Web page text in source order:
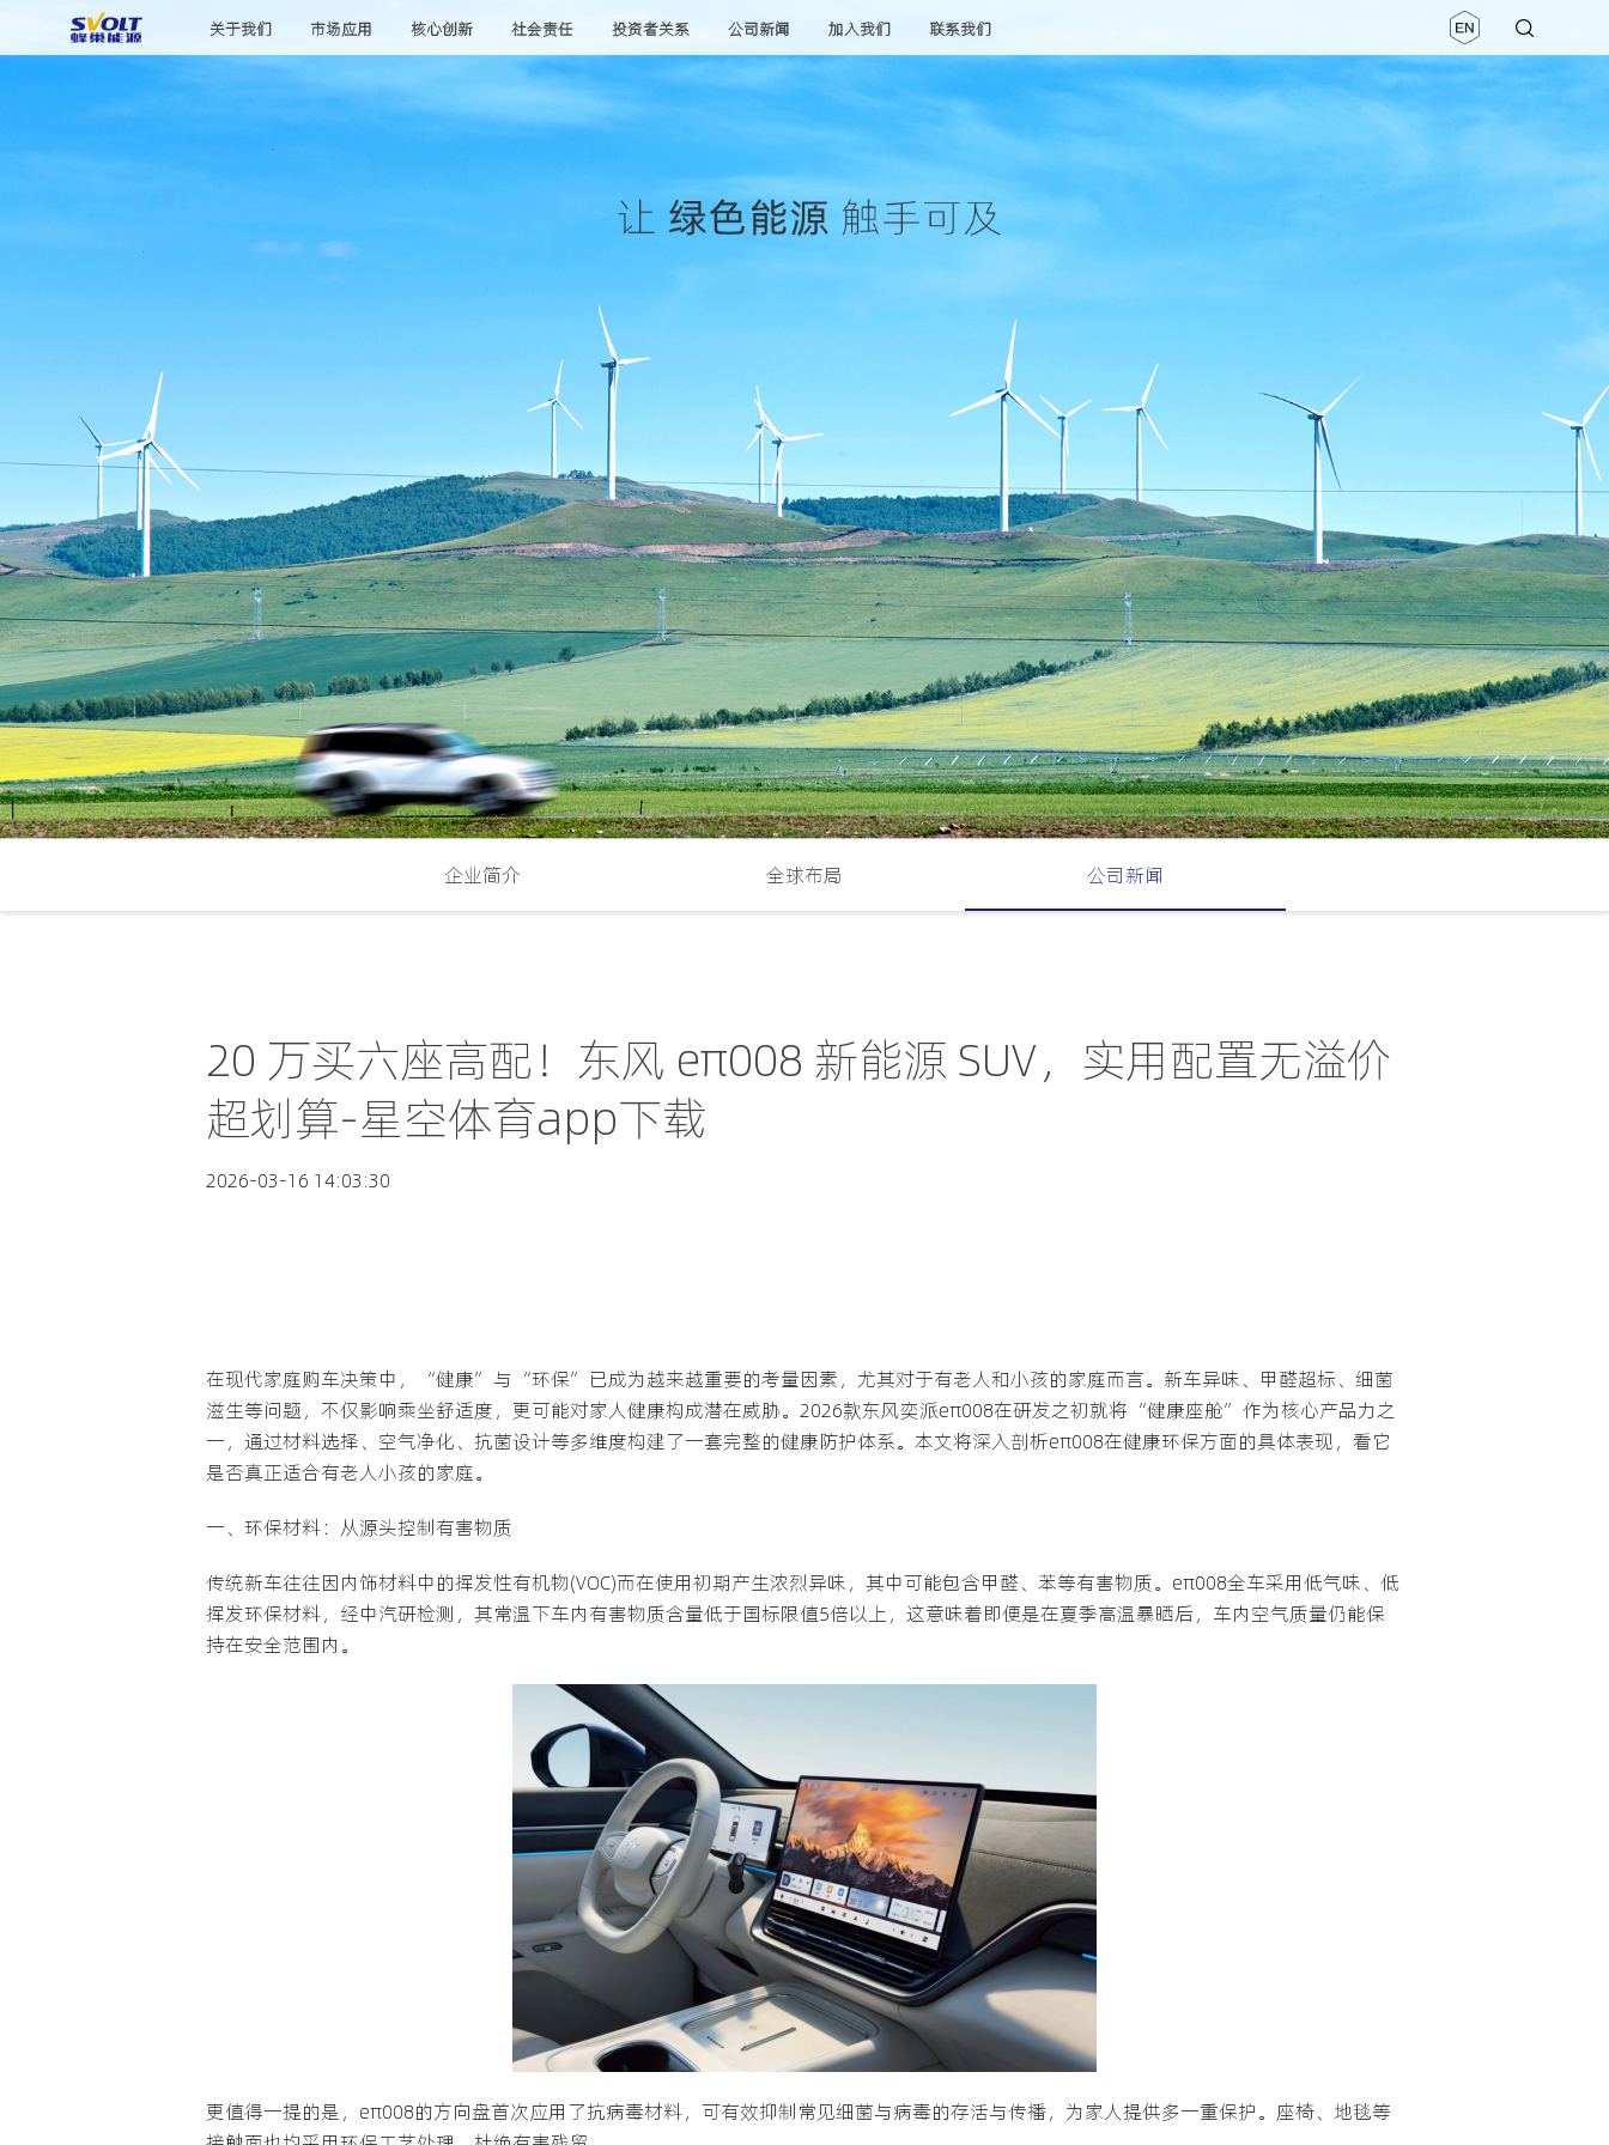
关于我们 市场应用 核心创新 社会责任 投资者关系 公司新闻 加入我们 联系我们
企业简介 全球布局 公司新闻
20 万买六座高配！东风 eπ008 新能源 SUV，实用配置无溢价
超划算-星空体育app下载
2026-03-16 14:03:30
在现代家庭购车决策中，“健康”与“环保”已成为越来越重要的考量因素，尤其对于有老人和小孩的家庭而言。新车异味、甲醛超标、细菌
滋生等问题，不仅影响乘坐舒适度，更可能对家人健康构成潜在威胁。2026款东风奕派eπ008在研发之初就将“健康座舱”作为核心产品力之
一，通过材料选择、空气净化、抗菌设计等多维度构建了一套完整的健康防护体系。本文将深入剖析eπ008在健康环保方面的具体表现，看它
是否真正适合有老人小孩的家庭。
一、环保材料：从源头控制有害物质
传统新车往往因内饰材料中的挥发性有机物(VOC)而在使用初期产生浓烈异味，其中可能包含甲醛、苯等有害物质。eπ008全车采用低气味、低
挥发环保材料，经中汽研检测，其常温下车内有害物质含量低于国标限值5倍以上，这意味着即便是在夏季高温暴晒后，车内空气质量仍能保
持在安全范围内。
更值得一提的是，eπ008的方向盘首次应用了抗病毒材料，可有效抑制常见细菌与病毒的存活与传播，为家人提供多一重保护。座椅、地毯等